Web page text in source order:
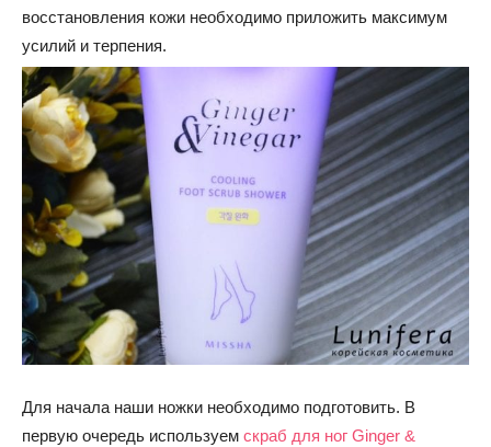
восстановления кожи необходимо приложить максимум
усилий и терпения.
Для начала наши ножки необходимо подготовить. В
первую очередь используем скраб для ног Ginger &